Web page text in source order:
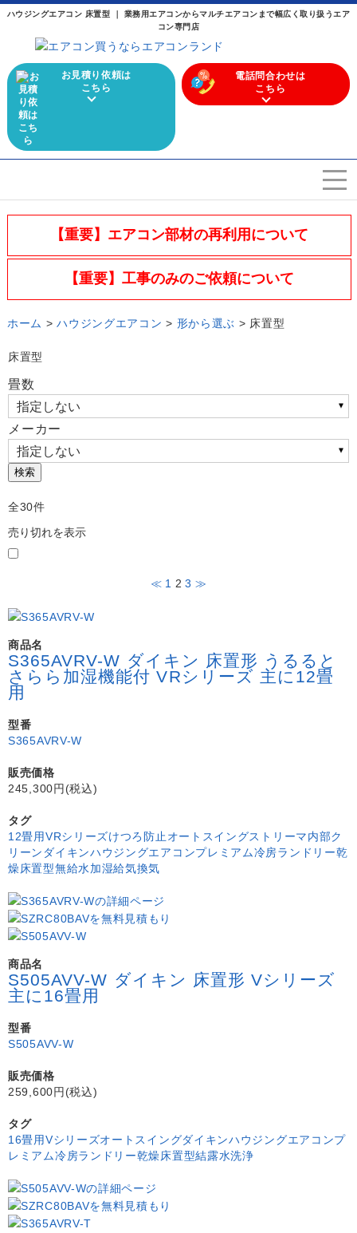
ハウジングエアコン 床置型 ｜ 業務用エアコンからマルチエアコンまで幅広く取り扱うエア
コン専門店
お見積り依頼は
こちら
電話問合わせは
こちら
エアコンを選ぶ
Airconditioner search
店舗案内
施工実績
Call a store
【重要】エアコン部材の再利用について
【重要】工事のみのご依頼について
ホーム >ハウジングエアコン > 形から選ぶ > 床置型
床置型
畳数
メーカー
検索
全30件
売り切れを表示
≪ 1 2 3 ≫
商品名
S365AVRV-W ダイキン 床置形 うるると
さらら加湿機能付 VRシリーズ 主に12畳
用
型番
S365AVRV-W
販売価格
245,300円(税込)
タグ
12畳用VRシリーズけつろ防止 オートスイングストリーマ内部ク
リーン ダイキンハウジングエアコンプレミアム冷房ランドリー乾
燥 床置型無給水加湿給気換気
商品名
S505AVV-W ダイキン 床置形 Vシリーズ
主に16畳用
型番
S505AVV-W
販売価格
259,600円(税込)
タグ
16畳用Vシリーズオートスイングダイキンハウジングエアコンプ
レミアム冷房ランドリー乾燥 床置型結露水洗浄